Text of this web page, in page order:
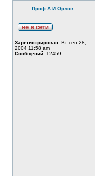
Проф.А.И.Орлов
Зарегистрирован: Вт сен 28,
2004 11:58 am
Сообщений: 12459